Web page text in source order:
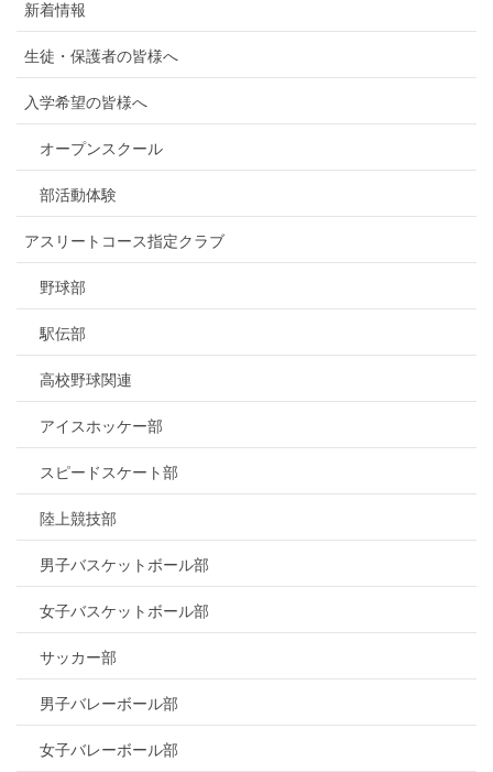
新着情報
生徒・保護者の皆様へ
入学希望の皆様へ
オープンスクール
部活動体験
アスリートコース指定クラブ
野球部
駅伝部
高校野球関連
アイスホッケー部
スピードスケート部
陸上競技部
男子バスケットボール部
女子バスケットボール部
サッカー部
男子バレーボール部
女子バレーボール部